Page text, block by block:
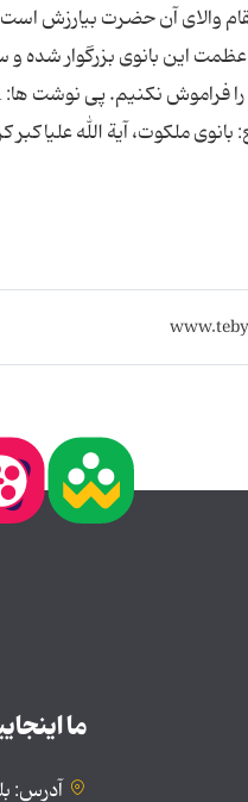
والاى آن حضرت بى‏ارزش است
این بانوی بزرگوار شده
ملكوت، آیة الله
ما
آدرس: